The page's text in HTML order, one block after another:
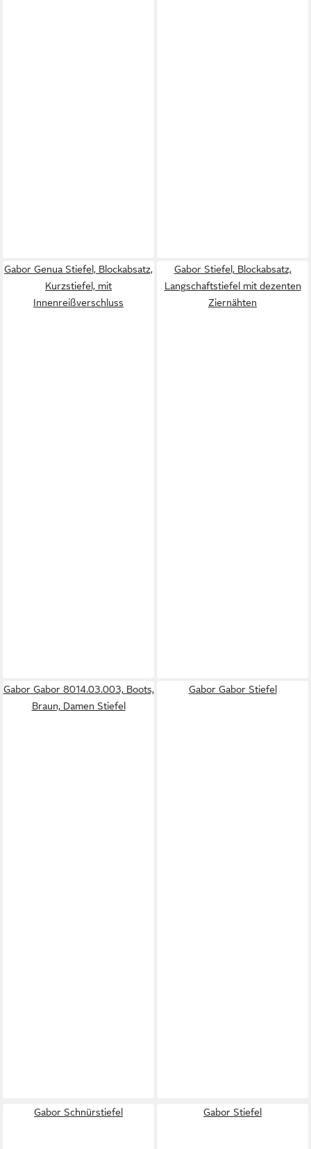
Gabor Genua Stiefel, Blockabsatz,
Kurzstiefel, mit
Innenreißverschluss
Gabor Stiefel, Blockabsatz,
Langschaftstiefel mit dezenten
Ziernähten
Gabor Gabor 8014.03.003, Boots,
Braun, Damen Stiefel
Gabor Gabor Stiefel
Gabor Schnürstiefel Gabor Stiefel